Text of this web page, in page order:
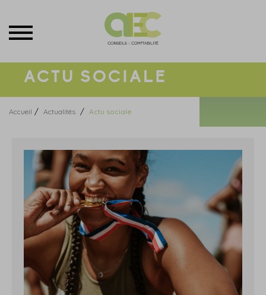
ACTU SOCIALE
Accueil / Actualités / Actu sociale